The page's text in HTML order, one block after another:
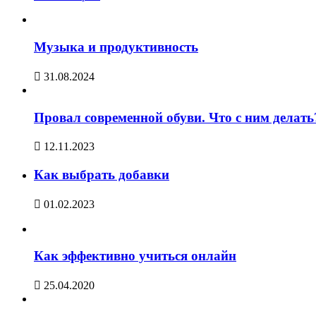
Музыка и продуктивность
31.08.2024
Провал современной обуви. Что с ним
12.11.2023
Как выбрать добавки
01.02.2023
Как эффективно учиться онлайн
25.04.2020